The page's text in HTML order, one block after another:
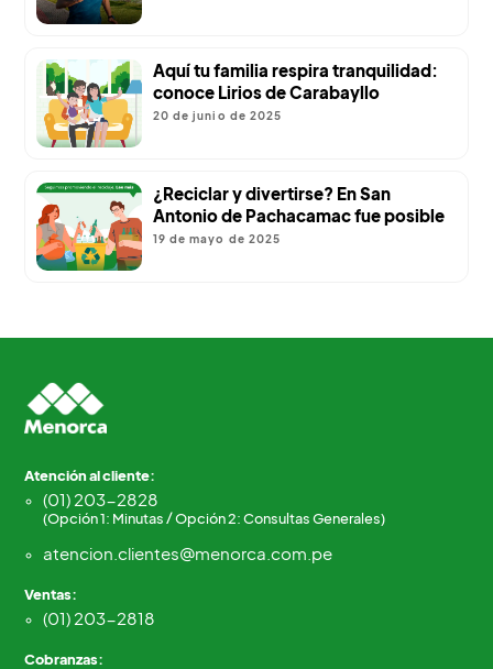
Aquí tu familia respira tranquilidad:
conoce Lirios de Carabayllo
20 de junio de 2025
¿Reciclar y divertirse? En San
Antonio de Pachacamac fue posible
19 de mayo de 2025
Atención al cliente:
(01) 203-2828
(Opción 1: Minutas / Opción 2: Consultas Generales)
atencion.clientes@menorca.com.pe
Ventas:
(01) 203-2818
Cobranzas: